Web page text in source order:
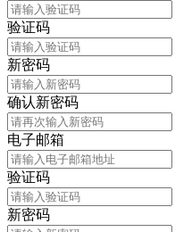
验证码
新密码
确认新密码
电子邮箱
验证码
新密码